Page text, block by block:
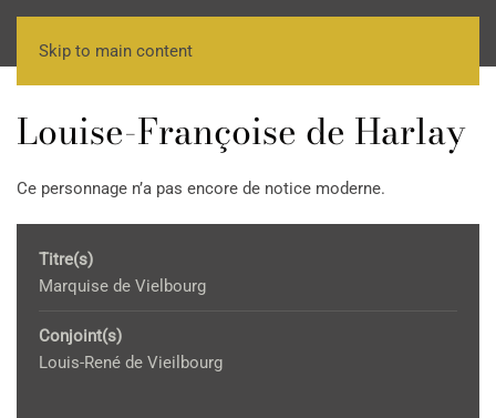
Skip to main content
Louise-Françoise de Harlay
Ce personnage n’a pas encore de notice moderne.
Titre(s)
Marquise de Vielbourg
Conjoint(s)
Louis-René de Vieilbourg